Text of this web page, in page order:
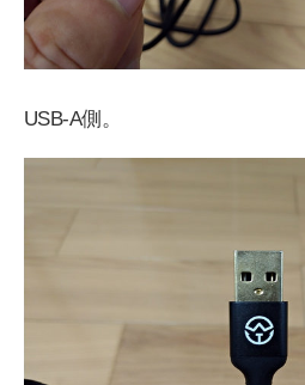
USB-A側。